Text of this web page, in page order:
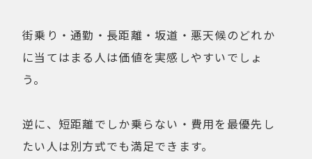
街乗り・通勤・長距離・坂道・悪天候のどれか
に当てはまる人は価値を実感しやすいでしょ
う。
逆に、短距離でしか乗らない・費用を最優先し
たい人は別方式でも満足できます。